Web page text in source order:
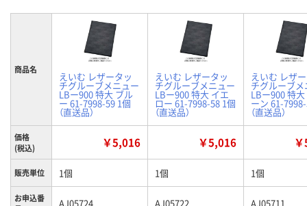
商品名
えいむ レザータッ
チグルーブメニュー
LBー900 特大 ブル
ー 61-7998-59 1個
（直送品）
えいむ レザータッ
チグルーブメニュー
LBー900 特大 イエ
ロー 61-7998-58 1個
（直送品）
えいむ レザ
チグルーブ
LBー900 特
ーン 61-
（直送品）
価格
(税込)
￥5,016 ￥5,016
販売単位 1個 1個 1個
お申込番
AJ05724 AJ05722 AJ05711